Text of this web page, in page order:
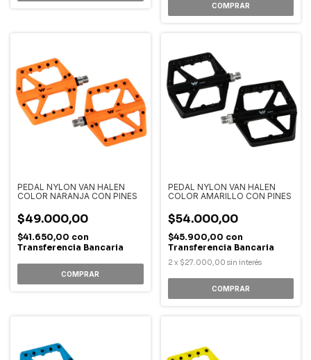
PEDAL NYLON VAN HALEN
COLOR NARANJA CON PINES
$49.000,00
$41.650,00 con
Transferencia Bancaria
PEDAL NYLON VAN HALEN
COLOR AMARILLO CON PINES
$54.000,00
$45.900,00 con
Transferencia Bancaria
2 x $27.000,00 sin interés